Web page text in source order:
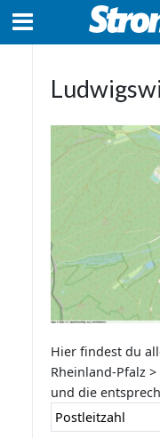
Hier findest du
Rheinland-Pfalz
und die
Postleitzahl